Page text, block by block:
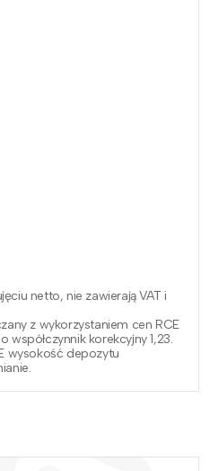
netto, nie zawierają VAT i
z wykorzystaniem cen RCE
korekcyjny 1,23.
wysokość depozytu